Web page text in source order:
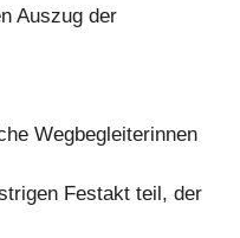
Auszug der
Wegbegleiterinnen
Festakt teil, der